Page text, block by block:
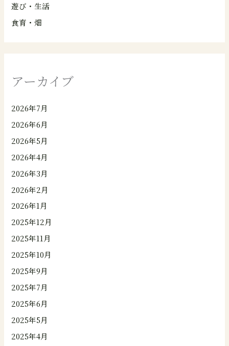
遊び・生活
食育・畑
アーカイブ
2026年7月
2026年6月
2026年5月
2026年4月
2026年3月
2026年2月
2026年1月
2025年12月
2025年11月
2025年10月
2025年9月
2025年7月
2025年6月
2025年5月
2025年4月